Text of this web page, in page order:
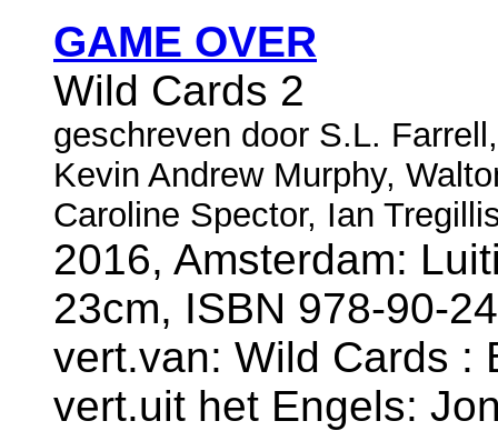
GAME OVER
Wild Cards 2
geschreven door S.L.
Kevin Andrew Murphy,
Caroline Spector, Ian
2016, Amsterdam:
23cm, ISBN 978-90-
vert.van: Wild Cards :
vert.uit het Engels: